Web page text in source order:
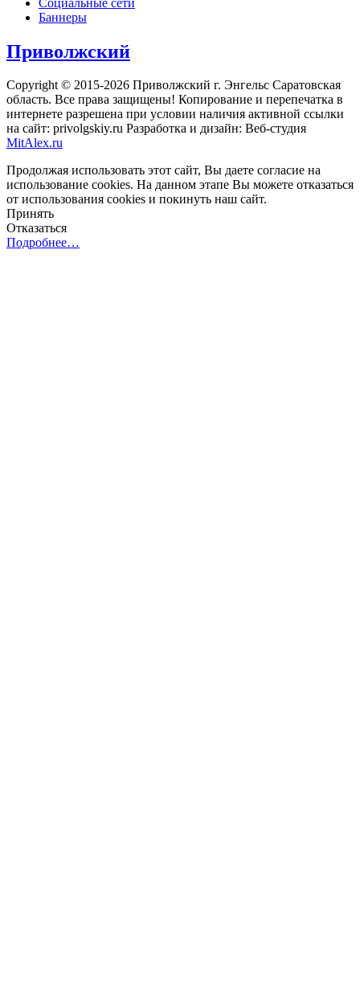
Баннеры
Приволжский
Copyright © 2015-2026 Приволжский г. Энгельс Саратовская
область. Все права защищены! Копирование и перепечатка в
интернете разрешена при условии наличия активной ссылки
на сайт: privolgskiy.ru Разработка и дизайн: Веб-студия
MitAlex.ru
Продолжая использовать этот сайт, Вы даете согласие на
использование cookies. На данном этапе Вы можете отказаться
от использования cookies и покинуть наш сайт.
Принять
Отказаться
Подробнее…